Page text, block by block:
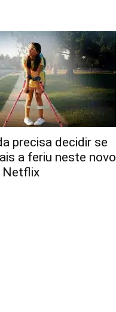
precisa decidir se
a feriu neste novo
Netflix